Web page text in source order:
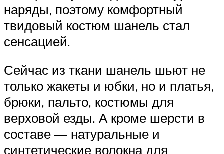
наряды, поэтому комфортный
твидовый костюм шанель стал
сенсацией.
Сейчас из ткани шанель шьют не
только жакеты и юбки, но и платья,
брюки, пальто, костюмы для
верховой езды. А кроме шерсти в
составе — натуральные и
синтетические волокна для